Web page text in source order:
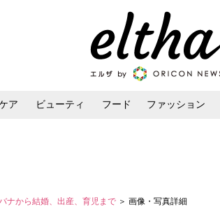
ア ビューティ フード ファッション
ナから結婚、出産、育児まで ＞ 画像・写真詳細